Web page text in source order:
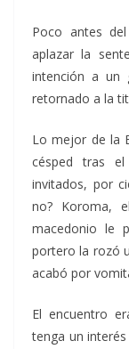
Poco antes
aplazar la
intención a un
retornado a la
Lo mejor de la
césped tras
invitados, por
no? Koroma,
macedonio le
portero la rozó
acabó por
El encuentro
tenga un